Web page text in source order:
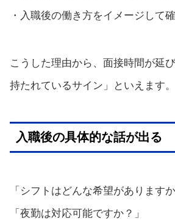
・入職後の働き方をイメージして
こうした理由から、面接時間が延
持たれているサイン」といえます。
入職後の具体的な話が出る
「シフトはどんな希望がありますか
「夜勤は対応可能ですか？」